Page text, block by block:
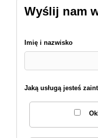
Wyślij nam
Imię i nazwisko
Jaką usługą jesteś